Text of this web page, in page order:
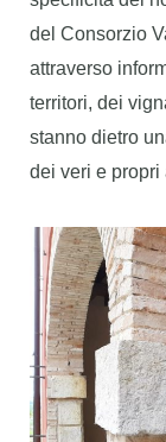
del Consorzio
attraverso
territori, dei
stanno dietro
dei veri e propri